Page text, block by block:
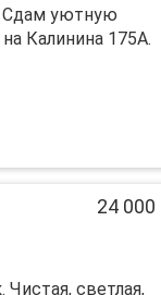
уютную
Калинина 175А.
24 000
светлая,